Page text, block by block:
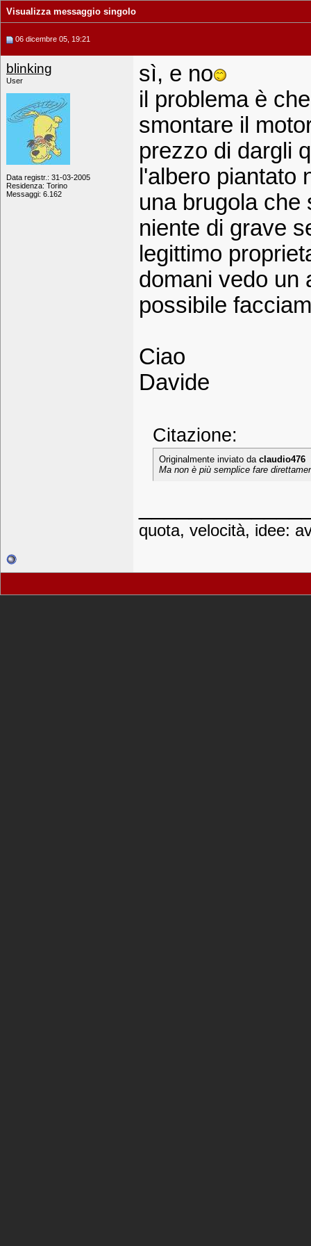
Visualizza messaggio singolo
06 dicembre 05, 19:21
blinking
User
Data registr.: 31-03-2005
Residenza: Torino
Messaggi: 6.162
sì, e no
il problema è
smontare il
prezzo di dargli
l'albero piantato
una brugola che
niente di grave
legittimo
domani vedo un
possibile
Ciao
Davide
Citazione:
Originalmente inviato da claudio476
Ma non è più semplice fare
quota, velocità, idee: